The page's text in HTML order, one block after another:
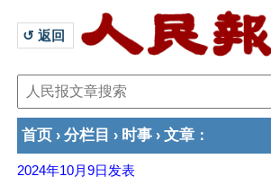
↺ 返回
首页 › 分栏目 › 时事 › 文章 ：
2024年10月9日 发表